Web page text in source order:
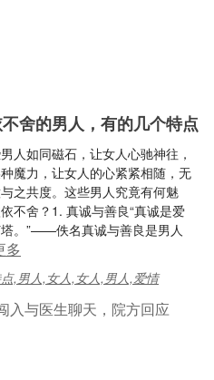
舍的男人，有的几个特点
人如同磁石，让女人心驰神往，
魔力，让女人的心紧紧相随，无
之共度。这些男人究竟有何魅
不舍？1. 真诚与善良“真诚是爱
。”——佚名真诚与善良是男人
,男人,女人,女人,男人,爱情